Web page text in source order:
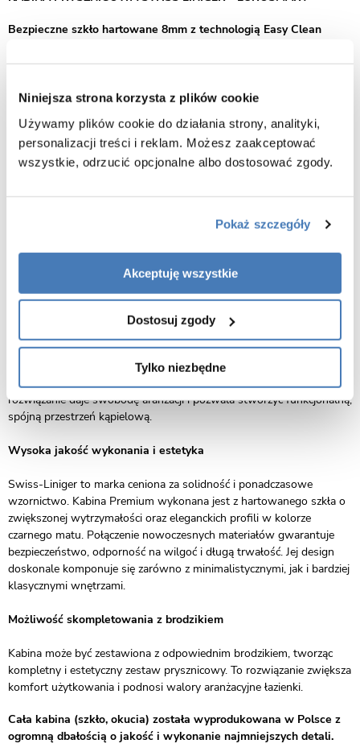
Niniejsza strona korzysta z plików cookie
Używamy plików cookie do działania strony, analityki,
personalizacji treści i reklam. Możesz zaakceptować
wszystkie, odrzucić opcjonalne albo dostosować zgody.
Pokaż szczegóły
Akceptuję wszystkie
Dostosuj zgody
Tylko niezbędne
Bezpieczne szkło hartowane 8mm z technologią Easy Clean
Kabina prysznicowa przesuwna Swiss-Liniger Premium –
eleganckie i praktyczne rozwiązanie, które znakomicie wpisuje się w
aranżacje nowoczesnych łazienek. Dzięki starannie opracowanej
konstrukcji podkreśla estetykę wnętrza, jednocześnie zapewniając
dopasować go do indywidualnych warunków łazienki. Drzwi
przesuwne gwarantują oszczędność miejsca oraz wygodne wejście
do strefy kąpielowej.
Uniwersalny montaż – na brodziku lub posadzce
Kabina została zaprojektowana tak, aby umożliwić montaż zarówno
na brodziku, jak i bezpośrednio na posadzce. To elastyczne
rozwiązanie daje swobodę aranżacji i pozwala stworzyć funkcjonalną,
spójną przestrzeń kąpielową.
Wysoka jakość wykonania i estetyka
Swiss-Liniger to marka ceniona za solidność i ponadczasowe
wzornictwo. Kabina Premium wykonana jest z hartowanego szkła o
zwiększonej wytrzymałości oraz eleganckich profili w kolorze
czarnego matu. Połączenie nowoczesnych materiałów gwarantuje
bezpieczeństwo, odporność na wilgoć i długą trwałość. Jej design
doskonale komponuje się zarówno z minimalistycznymi, jak i bardziej
klasycznymi wnętrzami.
Możliwość skompletowania z brodzikiem
Kabina może być zestawiona z odpowiednim brodzikiem, tworząc
kompletny i estetyczny zestaw prysznicowy. To rozwiązanie zwiększa
komfort użytkowania i podnosi walory aranżacyjne łazienki.
Cała kabina (szkło, okucia) została wyprodukowana w Polsce z
ogromną dbałością o jakość i wykonanie najmniejszych detali.